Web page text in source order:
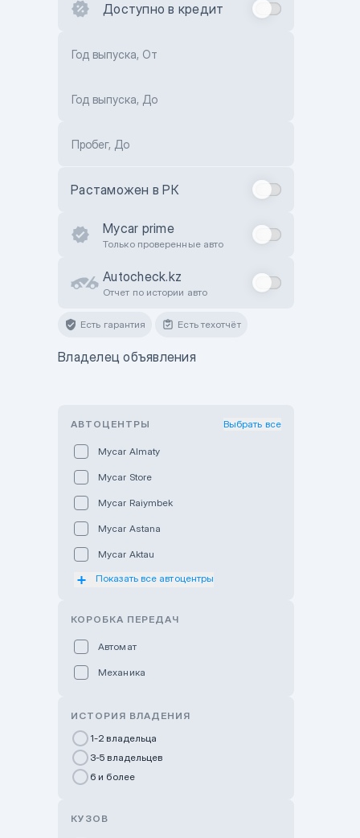
Доступно в кредит
Год выпуска, От
Год выпуска, До
Пробег, До
Растаможен в РК
Mycar prime
Только проверенные авто
Autocheck.kz
Отчет по истории авто
Есть гарантия Есть техотчёт
Владелец объявления
АВТОЦЕНТРЫ Выбрать все
Mycar Almaty
Mycar Store
Mycar Raiymbek
Mycar Astana
Mycar Aktau
Mycar Uralsk
GWM Nurly Zhol
Chery Astana
Показать все автоцентры
КОРОБКА ПЕРЕДАЧ
Автомат
Механика
ИСТОРИЯ ВЛАДЕНИЯ
1-2 владельца
3-5 владельцев
6 и более
КУЗОВ